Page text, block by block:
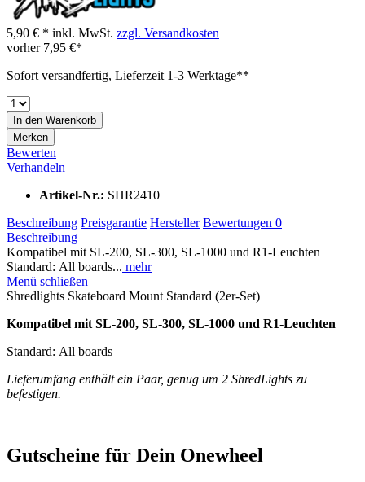
5,90 € * inkl. MwSt. zzgl. Versandkosten
vorher 7,95 €*
Sofort versandfertig, Lieferzeit 1-3 Werktage**
In den Warenkorb
Merken
Bewerten
Verhandeln
Artikel-Nr.: SHR2410
Beschreibung Preisgarantie Hersteller Bewertungen 0
Beschreibung
Kompatibel mit SL-200, SL-300, SL-1000 und R1-Leuchten
Standard: All boards... mehr
Menü schließen
Shredlights Skateboard Mount Standard (2er-Set)
Kompatibel mit SL-200, SL-300, SL-1000 und R1-Leuchten
Standard: All boards
Lieferumfang enthält ein Paar, genug um 2 ShredLights zu
befestigen.
Gutscheine für Dein Onewheel